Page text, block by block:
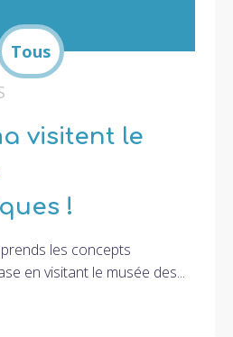
visitent le
!
les concepts
en visitant le musée des...